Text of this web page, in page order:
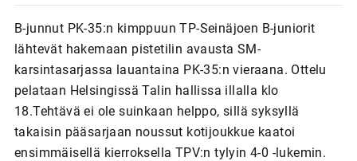
B-junnut PK-35:n kimppuun TP-Seinäjoen B-juniorit
lähtevät hakemaan pistetilin avausta SM-
karsintasarjassa lauantaina PK-35:n vieraana. Ottelu
pelataan Helsingissä Talin hallissa illalla klo
18.Tehtävä ei ole suinkaan helppo, sillä syksyllä
takaisin pääsarjaan noussut kotijoukkue kaatoi
ensimmäisellä kierroksella TPV:n tylyin 4-0 -lukemin.